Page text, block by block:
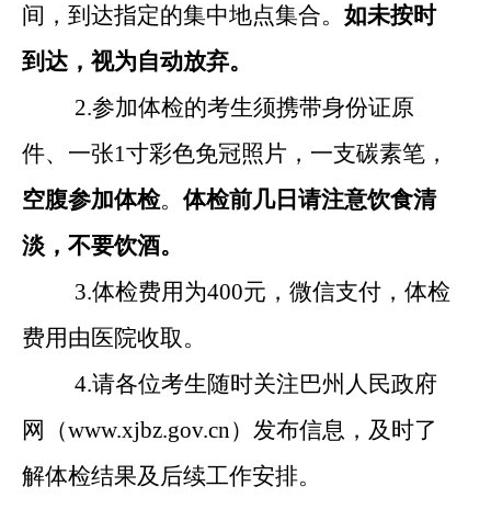
间，到达指定的集中地点集合。 如未按时
到达，视为自动放弃。
2.参加体检的考生须携带身份证原
件、一张1寸彩色免冠照片 ，一支碳素笔，
空腹参加体检。体检前几日 请注意饮食清
淡，不要饮酒。
3.体检费用为400元 ，微信支付 ，体检
费用由医院收取 。
4.请各位考生随时关注巴州 人民政府
网（www.xjbz.gov.cn） 发布信息， 及时了
解体检结果及后续工作安排。